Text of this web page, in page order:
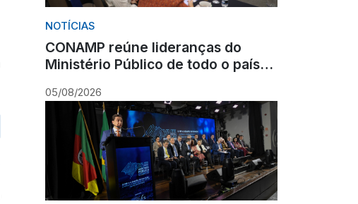
NOTÍCIAS
CONAMP reúne lideranças do
Ministério Público de todo o país
para fortalecer atuação
institucional
05/08/2026